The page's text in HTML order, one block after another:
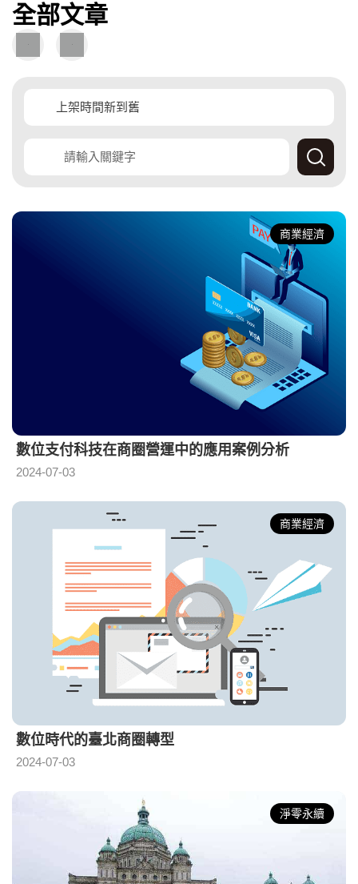
全部文章
圖
文
圖
片
查
經
快
資
料
商業經濟
數位支付科技在商圈營運中的應用案例分析
2024-07-03
商業經濟
數位時代的臺北商圈轉型
2024-07-03
淨零永續